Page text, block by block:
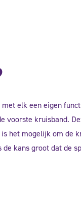
elk een eigen
voorste kruisband.
het mogelijk om
kans groot dat de